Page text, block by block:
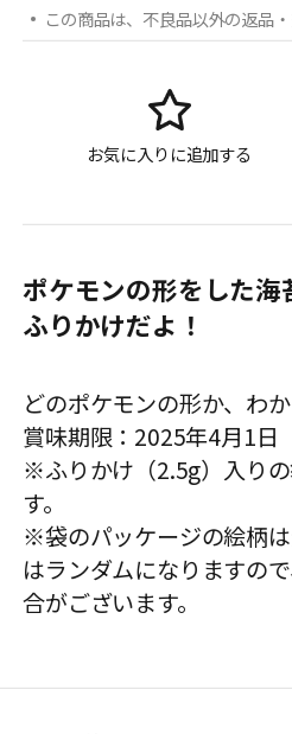
この商品は、不良品以外の返品
お気に入りに追加する
ポケモンの形をした海
ふりかけだよ！
どのポケモンの形か、わ
賞味期限：2025年4月1日
※ふりかけ（2.5g）入り
す。
※袋のパッケージの絵柄
はランダムになりますの
合がございます。